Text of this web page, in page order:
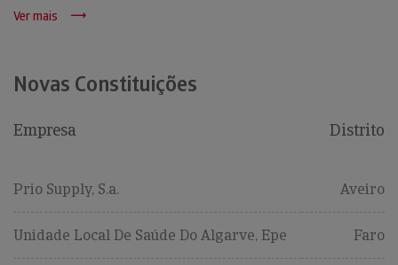
Ver mais
Novas Constituições
Empresa Distrito
Prio Supply, S.a. Aveiro
Unidade Local De Saúde Do Algarve, Epe Faro